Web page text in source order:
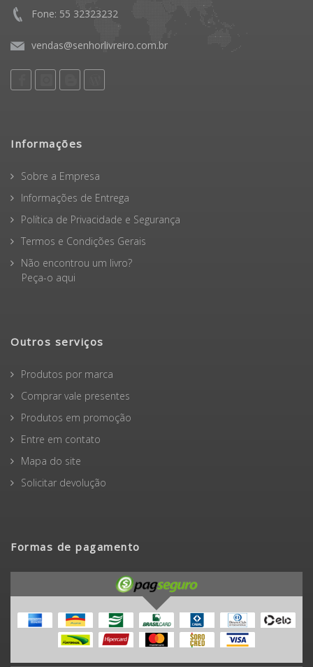
Fone: 55 32323232
vendas@senhorlivreiro.com.br
Informações
Sobre a Empresa
Informações de Entrega
Política de Privacidade e Segurança
Termos e Condições Gerais
Não encontrou um livro?
Peça-o aqui
Outros serviços
Produtos por marca
Comprar vale presentes
Produtos em promoção
Entre em contato
Mapa do site
Solicitar devolução
Formas de pagamento